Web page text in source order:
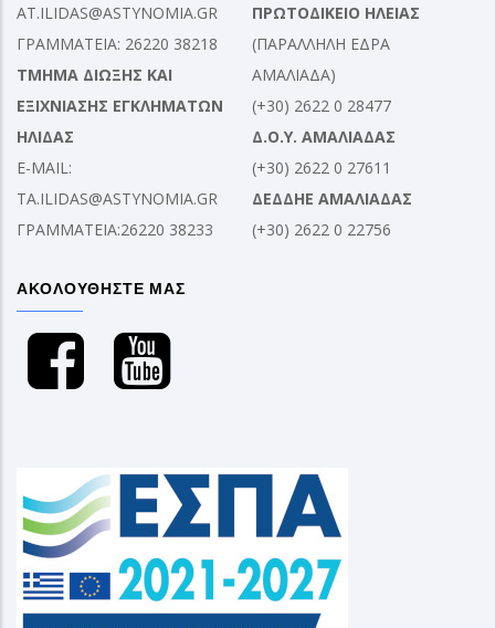
AT.ILIDAS@ASTYNOMIA.GR
ΓΡΑΜΜΑΤΕΙΑ: 26220 38218
ΤΜΗΜΑ ΔΙΩΞΗΣ ΚΑΙ
ΕΞΙΧΝΙΑΣΗΣ ΕΓΚΛΗΜΑΤΩΝ
ΗΛΙΔΑΣ
E-MAIL:
TA.ILIDAS@ASTYNOMIA.GR
ΓΡΑΜΜΑΤΕΙΑ:26220 38233
ΠΡΩΤΟΔΙΚΕΙΟ ΗΛΕΙΑΣ
(ΠΑΡΑΛΛΗΛΗ ΕΔΡΑ
ΑΜΑΛΙΑΔΑ)
(+30) 2622 0 28477
Δ.Ο.Υ. ΑΜΑΛΙΑΔΑΣ
(+30) 2622 0 27611
ΔΕΔΔΗΕ ΑΜΑΛΙΑΔΑΣ
(+30) 2622 0 22756
ΑΚΟΛΟΥΘΗΣΤΕ ΜΑΣ